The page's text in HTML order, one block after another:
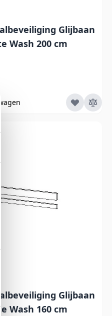
Glijbaan
Wash 200 cm
Glijbaan
Wash 160 cm